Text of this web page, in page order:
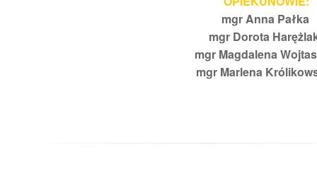
mgr Anna Pałka
mgr Dorota
mgr Magdalena
mgr Marlena